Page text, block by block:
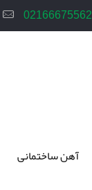
02166675562
آهن ساختمانی